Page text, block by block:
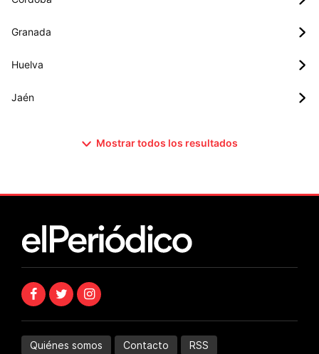
Granada
Huelva
Jaén
Mostrar todos los resultados
Quiénes somos Contacto
RSS